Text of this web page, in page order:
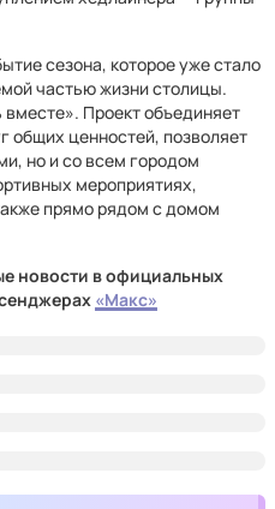
сезона, которое уже стало
частью жизни столицы.
Проект объединяет
общих ценностей, позволяет
но и со всем городом
мероприятиях,
прямо рядом с домом
новости в официальных
«Макс»